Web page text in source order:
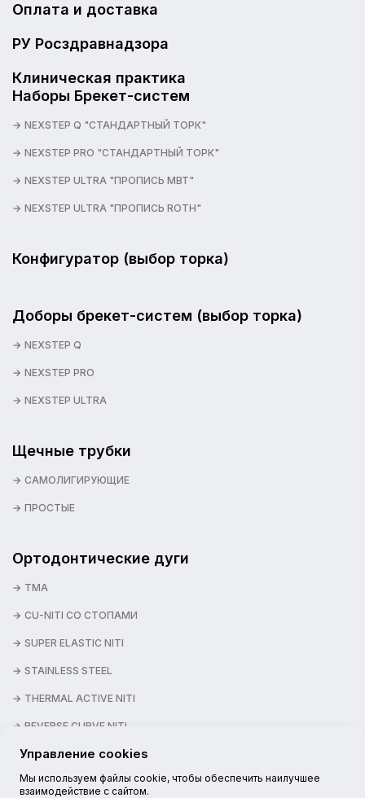
Оплата и доставка
РУ Росздравнадзора
Клиническая практика
Наборы Брекет-систем
NEXSTEP Q "СТАНДАРТНЫЙ ТОРК"
NEXSTEP PRO "СТАНДАРТНЫЙ ТОРК"
NEXSTEP ULTRA "ПРОПИСЬ MBT"
NEXSTEP ULTRA "ПРОПИСЬ ROTH"
Конфигуратор (выбор торка)
Доборы брекет-систем (выбор торка)
NEXSTEP Q
NEXSTEP PRO
NEXSTEP ULTRA
Щечные трубки
САМОЛИГИРУЮЩИЕ
ПРОСТЫЕ
Ортодонтические дуги
TMA
CU-NITI СО СТОПАМИ
SUPER ELASTIC NITI
STAINLESS STEEL
THERMAL ACTIVE NITI
REVERSE CURVE NITI
2026 © NEXSTEP
НАШИ КАНАЛЫ:
Управление cookies
Мы используем файлы cookie, чтобы обеспечить наилучшее
взаимодействие с сайтом.